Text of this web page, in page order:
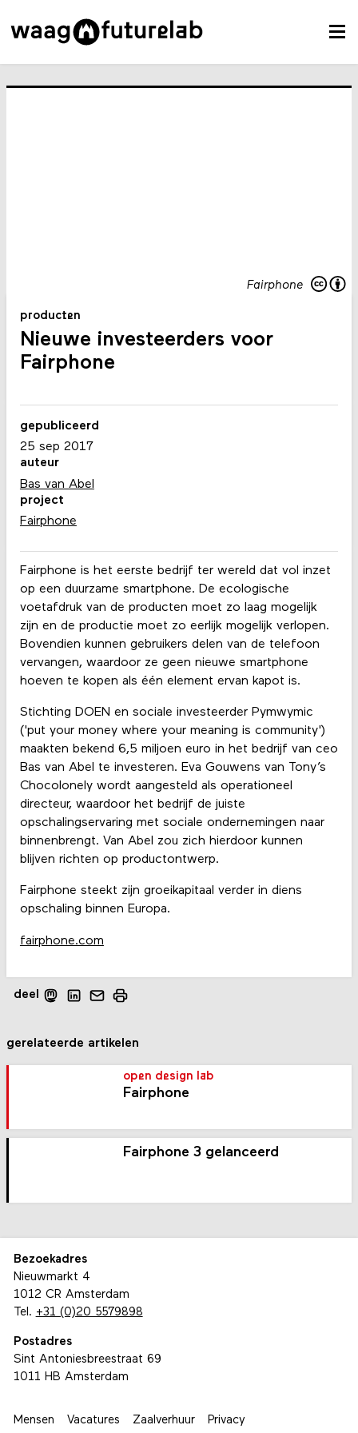
Fairphone
producten
Nieuwe investeerders voor
Fairphone
Fairphone is het eerste bedrijf ter wereld dat vol inzet
op een duurzame smartphone. De ecologische
voetafdruk van de producten moet zo laag mogelijk
zijn en de productie moet zo eerlijk mogelijk verlopen.
Bovendien kunnen gebruikers delen van de telefoon
vervangen, waardoor ze geen nieuwe smartphone
hoeven te kopen als één element ervan kapot is.
Stichting DOEN en sociale investeerder Pymwymic
('put your money where your meaning is community')
maakten bekend 6,5 miljoen euro in het bedrijf van ceo
Bas van Abel te investeren. Eva Gouwens van Tony’s
Chocolonely wordt aangesteld als operationeel
directeur, waardoor het bedrijf de juiste
opschalingservaring met sociale ondernemingen naar
binnenbrengt. Van Abel zou zich hierdoor kunnen
blijven richten op productontwerp.
Fairphone steekt zijn groeikapitaal verder in diens
opschaling binnen Europa.
fairphone.com
gepubliceerd
25 sep 2017
auteur
Bas van Abel
project
Fairphone
deel
gerelateerde artikelen
open design lab
Fairphone
Fairphone 3 gelanceerd
Bezoekadres
Nieuwmarkt 4
1012 CR Amsterdam
Tel. +31 (0)20 5579898
Postadres
Sint Antoniesbreestraat 69
1011 HB Amsterdam
Mensen Vacatures Zaalverhuur Privacy